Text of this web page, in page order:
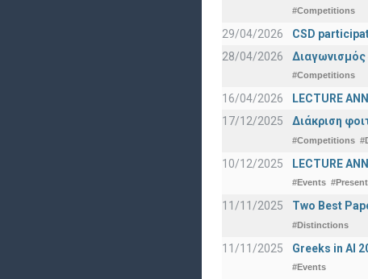
#Competitions
29/04/2026
CSD
28/04/2026
Διαγωνισμός
#Competitions
16/04/2026
LECTURE
17/12/2025
Διάκριση
#Competitions
10/12/2025 LECTURE
#Events
11/11/2025 Two Best
#Distinctions
11/11/2025 Greeks in AI
#Events